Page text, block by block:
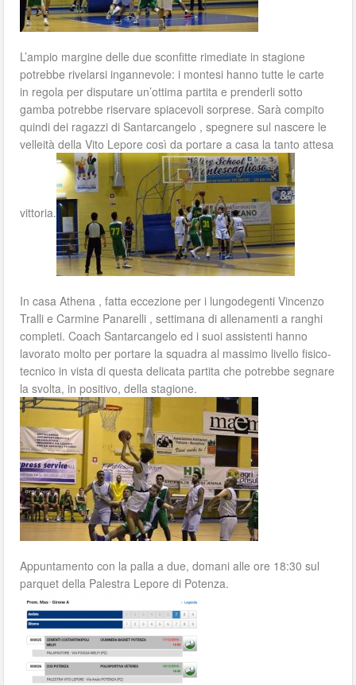
L’ampio margine delle due sconfitte rimediate in stagione
potrebbe rivelarsi ingannevole: i montesi hanno tutte le carte
in regola per disputare un’ottima partita e prenderli sotto
gamba potrebbe riservare spiacevoli sorprese. Sarà compito
quindi dei ragazzi di Santarcangelo , spegnere sul nascere le
velleità della Vito Lepore così da portare a casa la tanto attesa
vittoria.
In casa Athena , fatta eccezione per i lungodegenti Vincenzo
Tralli e Carmine Panarelli , settimana di allenamenti a ranghi
completi. Coach Santarcangelo ed i suoi assistenti hanno
lavorato molto per portare la squadra al massimo livello fisico-
tecnico in vista di questa delicata partita che potrebbe segnare
la svolta, in positivo, della stagione.
Appuntamento con la palla a due, domani alle ore 18:30 sul
parquet della Palestra Lepore di Potenza.